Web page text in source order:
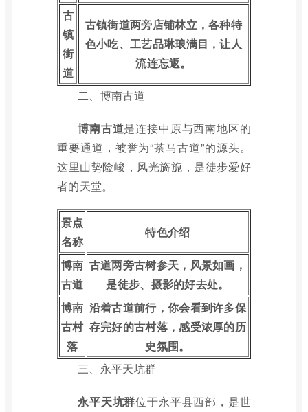
古
镇
街
道
古镇街道两旁店铺林立，各种特
色小吃、工艺品琳琅满目，让人
流连忘返。
二、博南古道
博南古道是连接中原与西南地区的
重要通道，被誉为“茶马古道”的源头。
这里山势险峻，风光旖旎，是徒步爱好
者的天堂。
景点
名称
特色介绍
博南
古道
古道两旁古树参天，风景如画，
是徒步、摄影的好去处。
博南
古村
落
沿着古道前行，你会看到许多保
存完好的古村落，感受浓厚的历
史氛围。
三、永平天坑群
永平天坑群位于永平县西部，是世